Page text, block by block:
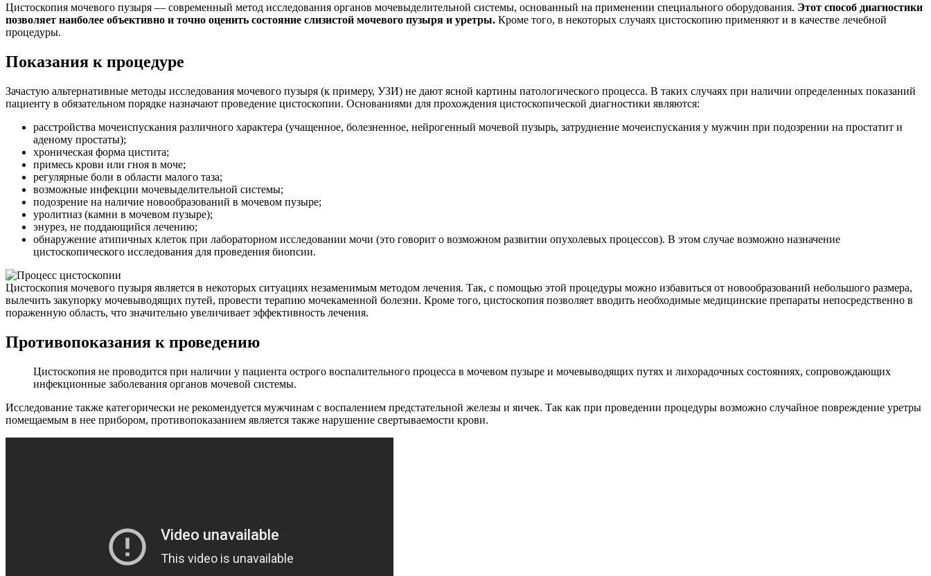
Цистоскопия мочевого пузыря — современный метод исследования органов мочевыделительной системы, основанный на применении специального оборудования. Этот способ диагностики
позволяет наиболее объективно и точно оценить состояние слизистой мочевого пузыря и уретры. Кроме того, в некоторых случаях цистоскопию применяют и в качестве лечебной
процедуры.
Показания к процедуре
Зачастую альтернативные методы исследования мочевого пузыря (к примеру, УЗИ) не дают ясной картины патологического процесса. В таких случаях при наличии определенных показаний
пациенту в обязательном порядке назначают проведение цистоскопии. Основаниями для прохождения цистоскопической диагностики являются:
расстройства мочеиспускания различного характера (учащенное, болезненное, нейрогенный мочевой пузырь, затруднение мочеиспускания у мужчин при подозрении на простатит и
аденому простаты);
хроническая форма цистита;
примесь крови или гноя в моче;
регулярные боли в области малого таза;
возможные инфекции мочевыделительной системы;
подозрение на наличие новообразований в мочевом пузыре;
уролитиаз (камни в мочевом пузыре);
энурез, не поддающийся лечению;
обнаружение атипичных клеток при лабораторном исследовании мочи (это говорит о возможном развитии опухолевых процессов). В этом случае возможно назначение
цистоскопического исследования для проведения биопсии.
Цистоскопия мочевого пузыря является в некоторых ситуациях незаменимым методом лечения. Так, с помощью этой процедуры можно избавиться от новообразований небольшого размера,
вылечить закупорку мочевыводящих путей, провести терапию мочекаменной болезни. Кроме того, цистоскопия позволяет вводить необходимые медицинские препараты непосредственно в
пораженную область, что значительно увеличивает эффективность лечения.
Противопоказания к проведению
Цистоскопия не проводится при наличии у пациента острого воспалительного процесса в мочевом пузыре и мочевыводящих путях и лихорадочных состояниях, сопровождающих
инфекционные заболевания органов мочевой системы.
Исследование также категорически не рекомендуется мужчинам с воспалением предстательной железы и яичек. Так как при проведении процедуры возможно случайное повреждение уретры
помещаемым в нее прибором, противопоказанием является также нарушение свертываемости крови.